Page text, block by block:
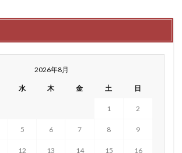
2026年8月
水 木 金 土 日
1 2
5 6 7 8 9
12 13 14 15 16